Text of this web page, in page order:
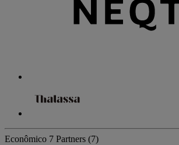
Econômico 7 Partners (7)